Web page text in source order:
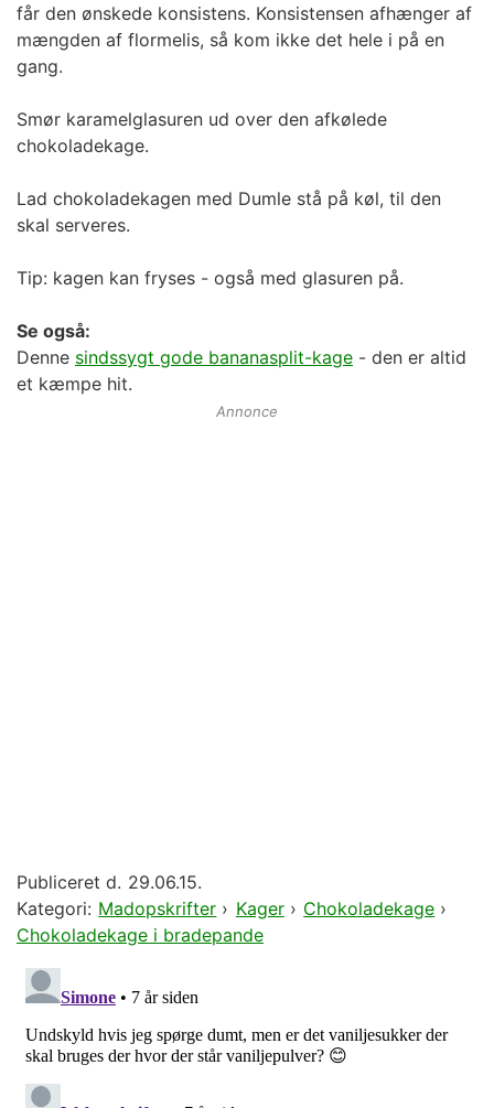
får den ønskede konsistens. Konsistensen afhænger af
mængden af flormelis, så kom ikke det hele i på en
gang.
Smør karamelglasuren ud over den afkølede
chokoladekage.
Lad chokoladekagen med Dumle stå på køl, til den
skal serveres.
Tip: kagen kan fryses - også med glasuren på.
Se også:
Denne sindssygt gode bananasplit-kage - den er altid
et kæmpe hit.
Annonce
Publiceret d. 29.06.15.
Kategori: Madopskrifter › Kager› Chokoladekage ›
Chokoladekage i bradepande